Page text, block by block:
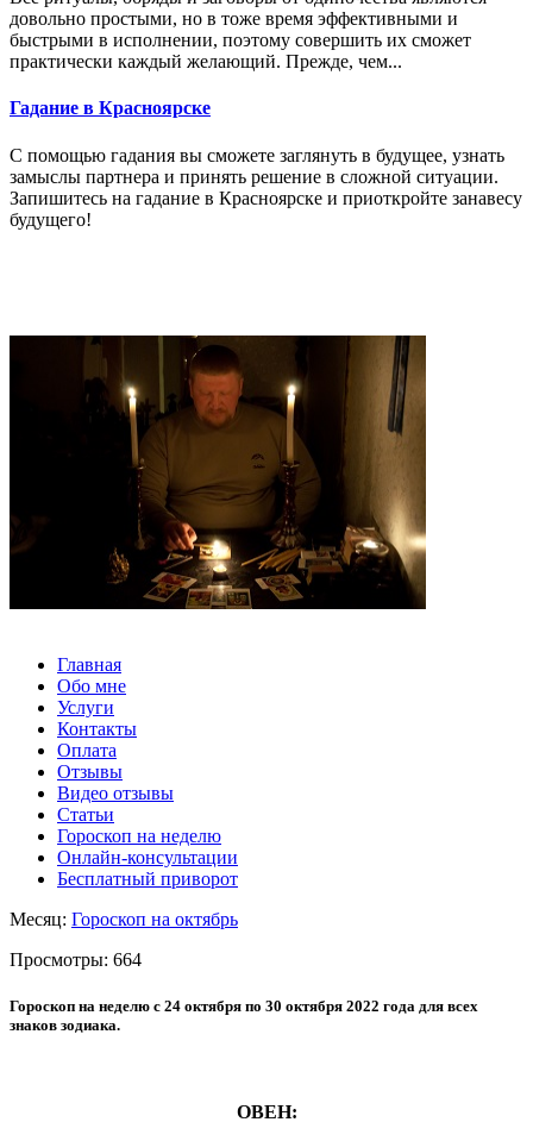
довольно простыми, но в тоже время эффективными и
быстрыми в исполнении, поэтому совершить их сможет
практически каждый желающий. Прежде, чем...
Гадание в Красноярске
С помощью гадания вы сможете заглянуть в будущее, узнать
замыслы партнера и принять решение в сложной ситуации.
Запишитесь на гадание в Красноярске и приоткройте занавесу
будущего!
Главная
Обо мне
Услуги
Контакты
Оплата
Отзывы
Видео отзывы
Статьи
Гороскоп на неделю
Онлайн-консультации
Бесплатный приворот
Месяц: Гороскоп на октябрь
Просмотры: 664
Гороскоп на неделю с 24 октября по 30 октября 2022 года для всех
знаков зодиака.
ОВЕН: